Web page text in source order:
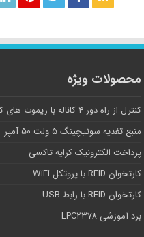
محصولات ویژه
کنترل از راه دور ۴ کاناله با ریموت های کدلرن
منبع تغذیه سوئیچینگ ۵ ولت ۵۰ آمپر
پرداخت الکترونیک کرایه تاکسی
کارتخوان RFID با پروتکل WiFi
کارتخوان RFID با رابط USB
برد آموزشی LPC۲۳۷۸